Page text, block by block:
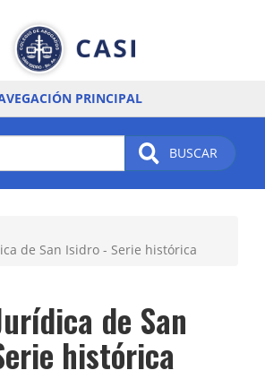
PRINCIPAL
BUSCAR
de San Isidro - Serie histórica
de San
histórica